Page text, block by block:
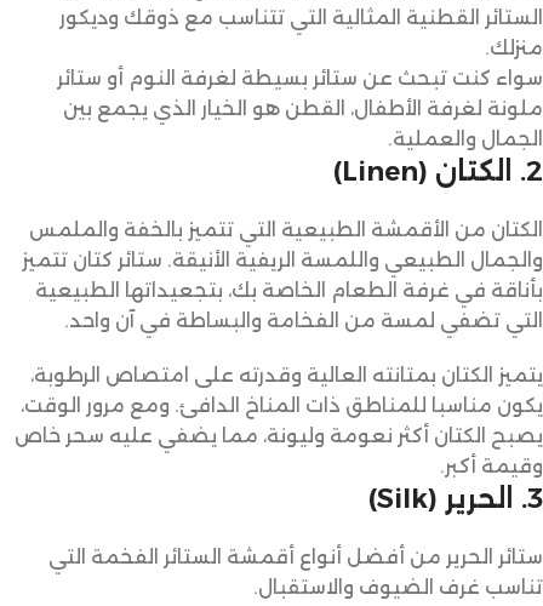
الستائر القطنية المثالية التي تتناسب مع ذوقك وديكور
منزلك.
سواء كنت تبحث عن ستائر بسيطة لغرفة النوم أو ستائر
ملونة لغرفة الأطفال، القطن هو الخيار الذي يجمع بين
الجمال والعملية.
2. الكتان (Linen)
الكتان من الأقمشة الطبيعية التي تتميز بالخفة والملمس
والجمال الطبيعي واللمسة الريفية الأنيقة. ستائر كتان تتميز
بأناقة في غرفة الطعام الخاصة بك، بتجعيداتها الطبيعية
التي تضفي لمسة من الفخامة والبساطة في آن واحد.
يتميز الكتان بمتانته العالية وقدرته على امتصاص الرطوبة،
يكون مناسبا للمناطق ذات المناخ الدافئ. ومع مرور الوقت،
يصبح الكتان أكثر نعومة وليونة، مما يضفي عليه سحر خاص
وقيمة أكبر.
3. الحرير (Silk)
ستائر الحرير من أفضل أنواع أقمشة الستائر الفخمة التي
تناسب غرف الضيوف والاستقبال.